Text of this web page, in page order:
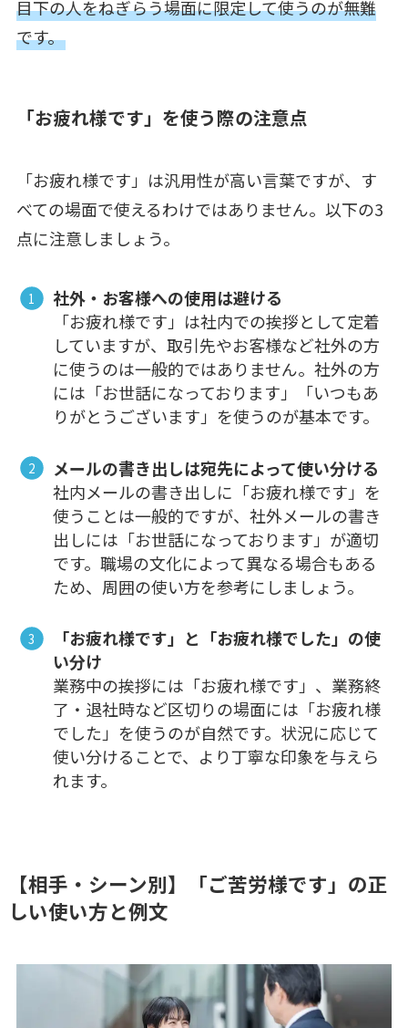
目下の人をねぎらう場面に限定して使うのが無難
です。
「お疲れ様です」を使う際の注意点
「お疲れ様です」は汎用性が高い言葉ですが、す
べての場面で使えるわけではありません。以下の3
点に注意しましょう。
社外・お客様への使用は避ける
「お疲れ様です」は社内での挨拶として定着
していますが、取引先やお客様など社外の方
に使うのは一般的ではありません。社外の方
には「お世話になっております」「いつもあ
りがとうございます」を使うのが基本です。
メールの書き出しは宛先によって使い分ける
社内メールの書き出しに「お疲れ様です」を
使うことは一般的ですが、社外メールの書き
出しには「お世話になっております」が適切
です。職場の文化によって異なる場合もある
ため、周囲の使い方を参考にしましょう。
「お疲れ様です」と「お疲れ様でした」の使
い分け
業務中の挨拶には「お疲れ様です」、業務終
了・退社時など区切りの場面には「お疲れ様
でした」を使うのが自然です。状況に応じて
使い分けることで、より丁寧な印象を与えら
れます。
【相手・シーン別】「ご苦労様です」の正
しい使い方と例文